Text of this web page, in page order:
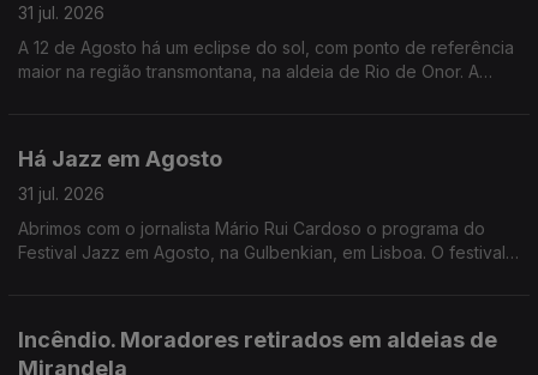
31 jul. 2026
A 12 de Agosto há um eclipse do sol, com ponto de referência
maior na região transmontana, na aldeia de Rio de Onor. A
Há Jazz em Agosto
31 jul. 2026
Abrimos com o jornalista Mário Rui Cardoso o programa do
Festival Jazz em Agosto, na Gulbenkian, em Lisboa. O festival
Incêndio. Moradores retirados em aldeias de
Mirandela